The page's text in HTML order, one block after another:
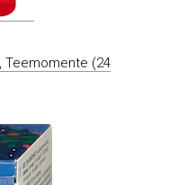
Teemomente (24